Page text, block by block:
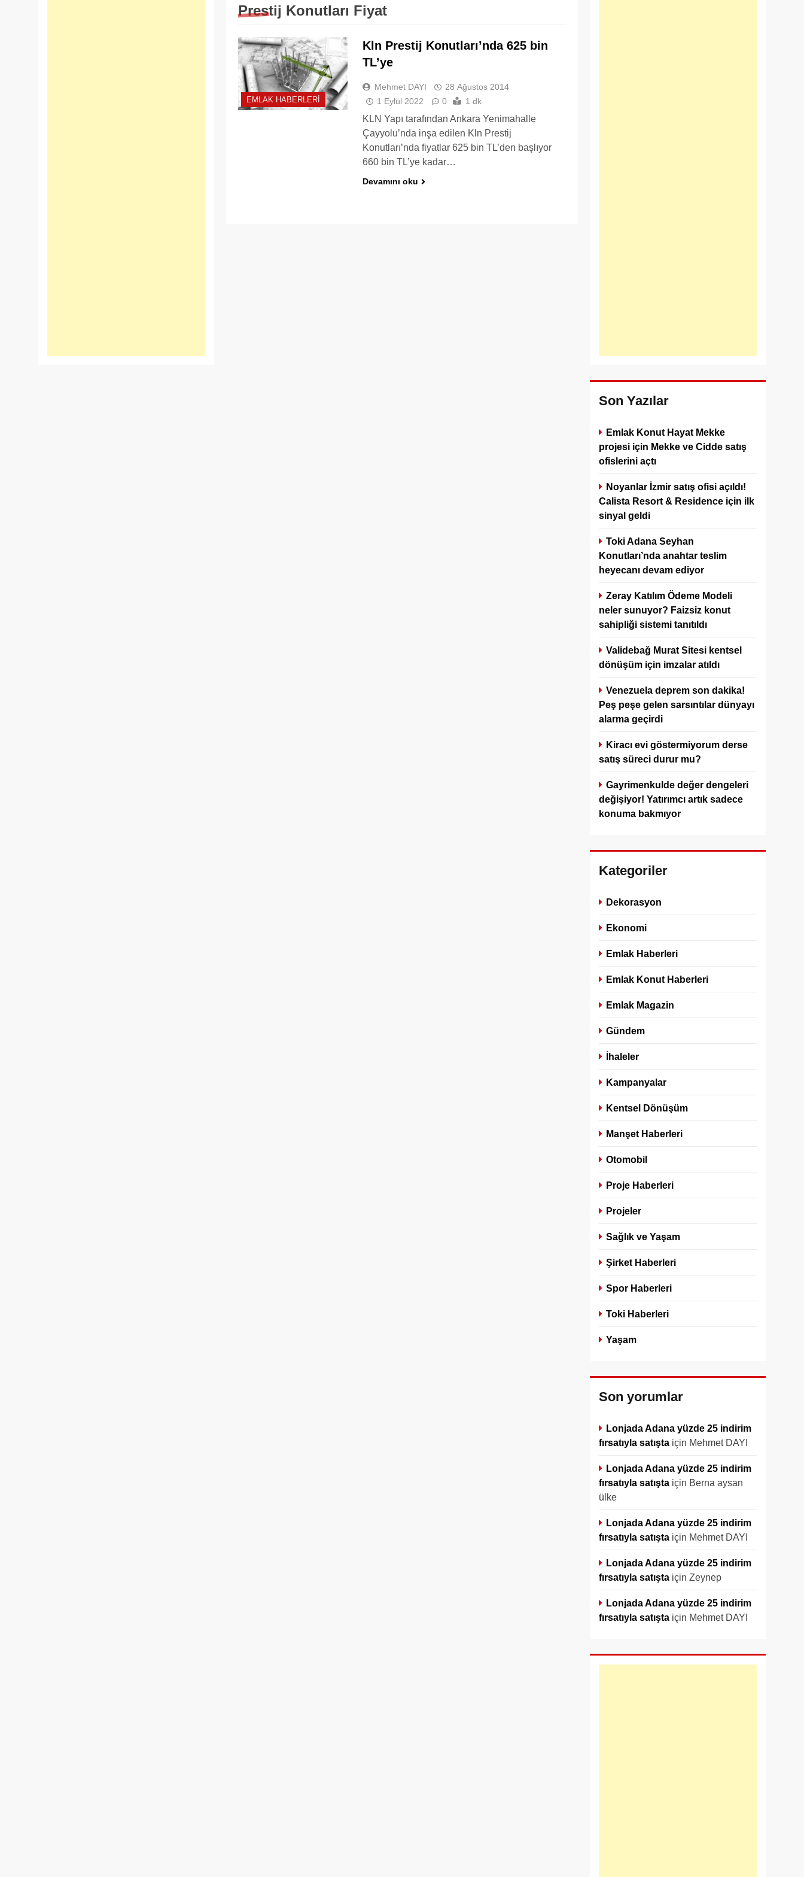
Prestij Konutları Fiyat
EMLAK HABERLERI
Kln Prestij Konutları’nda 625 bin
TL’ye
Mehmet DAYI
28 Ağustos 2014
1 Eylül 2022
0 1 dk
KLN Yapı tarafından Ankara Yenimahalle
Çayyolu’nda inşa edilen Kln Prestij
Konutları’nda fiyatlar 625 bin TL’den başlıyor
660 bin TL’ye kadar…
Devamını oku
Son Yazılar
Emlak Konut Hayat Mekke
projesi için Mekke ve Cidde satış
ofislerini açtı
Noyanlar İzmir satış ofisi açıldı!
Calista Resort & Residence için ilk
sinyal geldi
Toki Adana Seyhan
Konutları’nda anahtar teslim
heyecanı devam ediyor
Zeray Katılım Ödeme Modeli
neler sunuyor? Faizsiz konut
sahipliği sistemi tanıtıldı
Validebağ Murat Sitesi kentsel
dönüşüm için imzalar atıldı
Venezuela deprem son dakika!
Peş peşe gelen sarsıntılar dünyayı
alarma geçirdi
Kiracı evi göstermiyorum derse
satış süreci durur mu?
Gayrimenkulde değer dengeleri
değişiyor! Yatırımcı artık sadece
konuma bakmıyor
Kategoriler
Dekorasyon
Ekonomi
Emlak Haberleri
Emlak Konut Haberleri
Emlak Magazin
Gündem
İhaleler
Kampanyalar
Kentsel Dönüşüm
Manşet Haberleri
Otomobil
Proje Haberleri
Projeler
Sağlık ve Yaşam
Şirket Haberleri
Spor Haberleri
Toki Haberleri
Yaşam
Son yorumlar
Lonjada Adana yüzde 25 indirim
fırsatıyla satışta için Mehmet DAYI
Lonjada Adana yüzde 25 indirim
fırsatıyla satışta için Berna aysan
ülke
Lonjada Adana yüzde 25 indirim
fırsatıyla satışta için Mehmet DAYI
Lonjada Adana yüzde 25 indirim
fırsatıyla satışta için Zeynep
Lonjada Adana yüzde 25 indirim
fırsatıyla satışta için Mehmet DAYI